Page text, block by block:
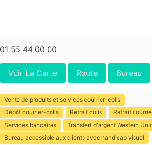
01 55 44 00 00
Voir La Carte Route Bureau
Vente de produits et services courrier-colis
Dépôt courrier-colis
Retrait colis
Retrait
Services bancaires
Transfert d'argent Western
Bureau accessible aux clients avec handicap visuel